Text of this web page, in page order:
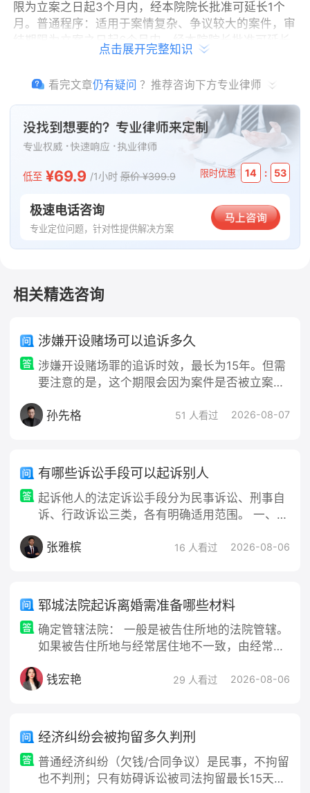
点击展开完整知识
限为立案之日起3个月内，经本院院长批准可延长1个
月。普通程序：适用于案情复杂、争议较大的案件，审
结期限为立案之日起6个月内，经本院院长批准可延长
6个月，还需延长的需报请上级人民法院批准。需注
间、管辖权异议处理期间等不计入审限。
法律依据
中华人民共和国民事诉讼法
本文版权归原作者所有，内容仅代表作者本人观点，不代表法
临平台的立场。如有任何疑问或需要删除请通过
【客服中心】
时咨询律师，获取专业解答。
看完文章仍有疑问 ？推荐咨询下方专业律师
低至 ¥69.9 /1小时 原价 ¥399.9 限时优惠 14 : 53
极速电话咨询
专业定位问题，针对性提供解决方案
相关精选咨询
涉嫌开设赌场可以追诉多久
涉嫌开设赌场罪的追诉时效，最长为15年。但需
要注意的是，这个期限会因为案件是否被立案而
字，是因为刑法会根据罪名的法定刑期来设定不
孙先格 51 人看过 2026-08-07
有哪些诉讼手段可以起诉别人
起诉他人的法定诉讼手段分为民事诉讼、刑事自
诉、行政诉讼三类，各有明确适用范围。 一、法
不同的权益救济场景。民事诉讼适用于平等主体
张雅槟 16 人看过 2026-08-06
郓城法院起诉离婚需准备哪些材料
确定管辖法院： 一般是被告住所地的法院管辖。
如果被告住所地与经常居住地不一致，由经常居
状，需写明双方基本信息、诉讼请求、事实和理
共同财产的相关证据，如房产证、车辆行驶证、
银行存款证明等。 能够证明夫妻感情破裂的证
据，如家庭暴力的报警记录、分居的
钱宏艳 29 人看过 2026-08-06
经济纠纷会被拘留多久判刑
普通经济纠纷（欠钱/合同争议）是民事，不拘留
也不判刑；只有妨碍诉讼被司法拘留最长15天，